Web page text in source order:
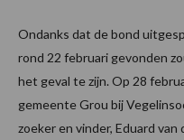
Ondanks dat de bond
rond 22 februari gevonden
het geval te zijn. Op 28
gemeente Grou bij
zoeker en vinder, Eduard van